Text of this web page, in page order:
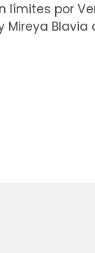
por
Mireya